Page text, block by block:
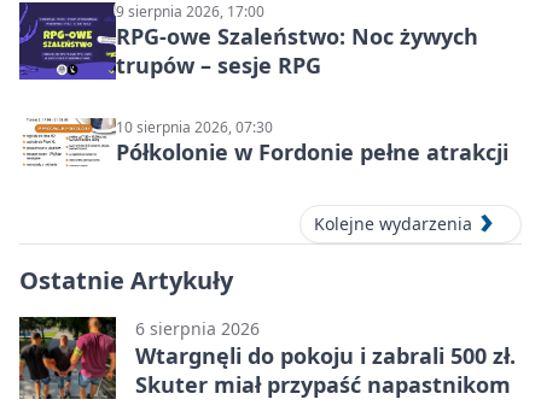
9 sierpnia 2026, 17:00
RPG-owe Szaleństwo: Noc żywych
trupów – sesje RPG
10 sierpnia 2026, 07:30
Półkolonie w Fordonie pełne atrakcji
Kolejne wydarzenia
Ostatnie Artykuły
6 sierpnia 2026
Wtargnęli do pokoju i zabrali 500 zł.
Skuter miał przypaść napastnikom